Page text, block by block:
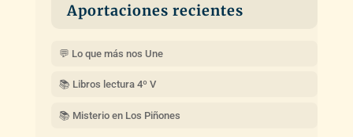
Aportaciones recientes
💬 Lo que más nos Une
📚 Libros lectura 4º V
📚 Misterio en Los Piñones